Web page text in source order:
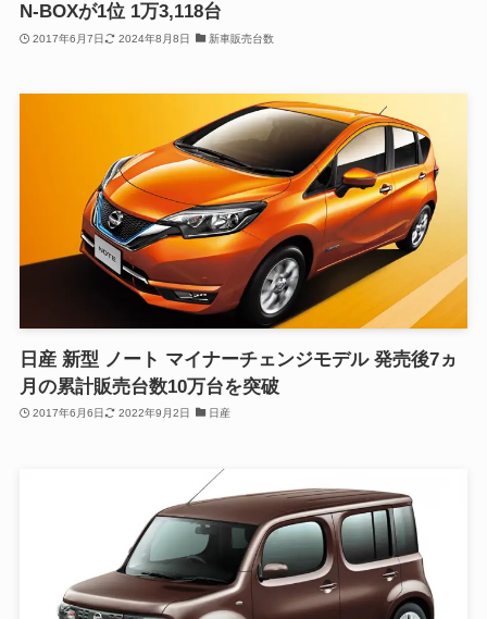
N-BOXが1位 1万3,118台
2017年6月7日 2024年8月8日 新車販売台数
日産 新型 ノート マイナーチェンジモデル 発売後7ヵ
月の累計販売台数10万台を突破
2017年6月6日 2022年9月2日 日産